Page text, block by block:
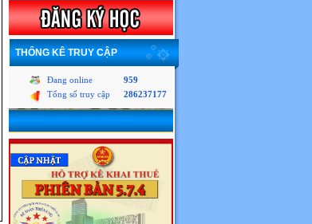
THỐNG KÊ TRUY CẬP
Đang online
959
Tổng số truy cập
286237177